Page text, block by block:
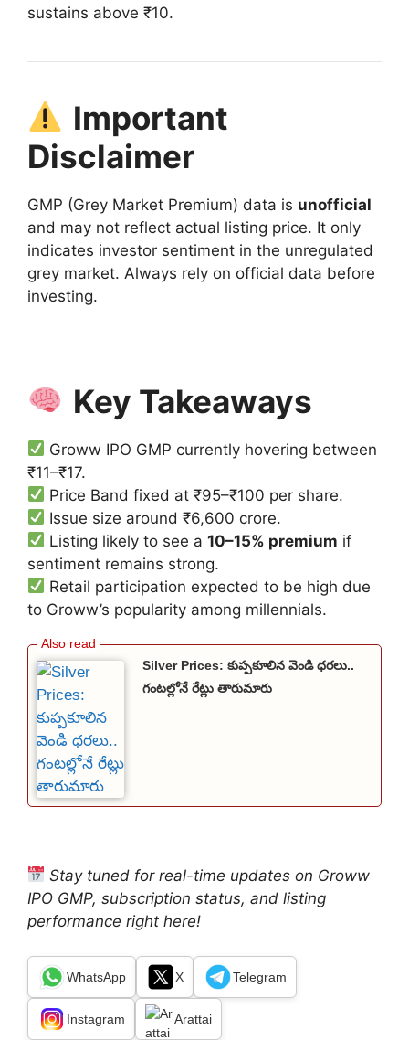
sustains above ₹10.
Important
Disclaimer
GMP (Grey Market Premium) data is unofficial
and may not reflect actual listing price. It only
indicates investor sentiment in the unregulated
grey market. Always rely on official data before
investing.
Key Takeaways
Groww IPO GMP currently hovering between
₹11–₹17.
Price Band fixed at ₹95–₹100 per share.
Issue size around ₹6,600 crore.
Listing likely to see a10–15% premium if
sentiment remains strong.
Retail participation expected to be high due
to Groww’s popularity among millennials.
Silver Prices: కుప్పకూలిన వెండి ధరలు..
గంటల్లోనే రేట్లు తారుమారు
Stay tuned for real-time updates on Groww
IPO GMP, subscription status, and listing
performance right here!
WhatsApp X Telegram
Instagram Arattai